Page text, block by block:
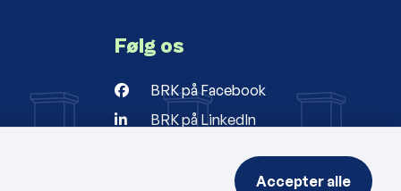
Følg os
BRK på Facebook
BRK på LinkedIn
Accepter alle